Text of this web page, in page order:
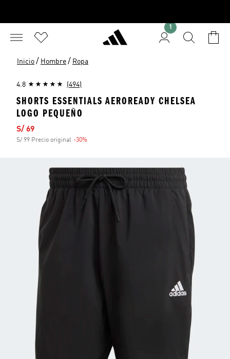
1
Inicio / Hombre / Ropa
4.8 (494)
SHORTS ESSENTIALS AEROREADY CHELSEA
LOGO PEQUEÑO
Precio de venta
S/ 69
S/ 99 Precio original -30%